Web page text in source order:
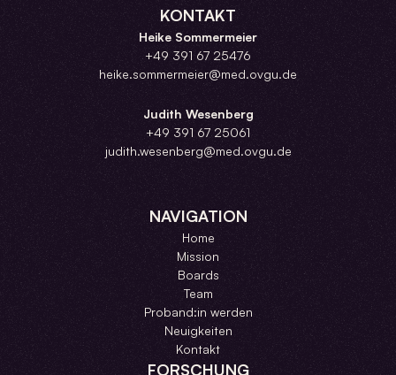
KONTAKT
Heike Sommermeier
+49 391 67 25476
heike.sommermeier@med.ovgu.de
Judith Wesenberg
+49 391 67 25061
judith.wesenberg@med.ovgu.de
NAVIGATION
Home
Mission
Boards
Team
Proband:in werden
Neuigkeiten
Kontakt
FORSCHUNG